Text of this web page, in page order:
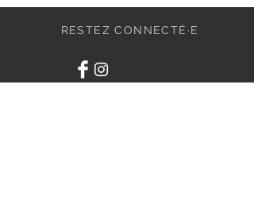
RESTEZ CONNECTÉ·E